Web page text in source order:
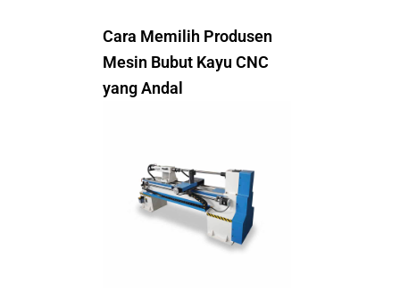
Cara Memilih Produsen
Mesin Bubut Kayu CNC
yang Andal